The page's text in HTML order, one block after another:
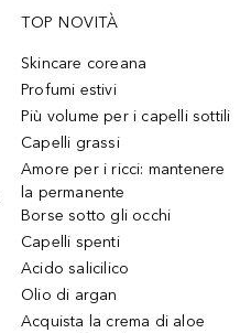
TOP NOVITÀ
Skincare coreana
Profumi estivi
Più volume per i capelli sottili
Capelli grassi
Amore per i ricci: mantenere
la permanente
Borse sotto gli occhi
Capelli spenti
Acido salicilico
Olio di argan
Acquista la crema di aloe